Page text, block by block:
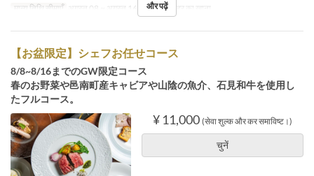
मान्य तिथि सीमाएँ अगस्त 08 ~ अगस्त 16 भोजन दोपहर का खाना
और पढ़ें
【お盆限定】シェフお任せコース
8/8~8/16までのGW限定コース
春のお野菜や邑南町産キャビアや山陰の魚介、石見和牛を使用し
たフルコース。
¥ 11,000 (सेवा शुल्क और कर समाविष्ट।)
चुनें